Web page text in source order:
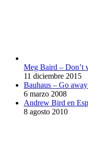
Meg Baird – Don’t
11 diciembre 2015
Bauhaus – Go
6 marzo 2008
Andrew Bird en
8 agosto 2010